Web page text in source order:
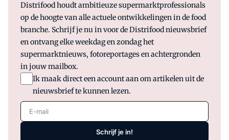
Distrifood houdt ambitieuze supermarktprofessionals
op de hoogte van alle actuele ontwikkelingen in de food
branche. Schrijf je nu in voor de Distrifood nieuwsbrief
en ontvang elke weekdag en zondag het
supermarktnieuws, fotoreportages en achtergronden
in jouw mailbox.
Ik maak direct een account aan om artikelen uit de
nieuwsbrief te kunnen lezen.
E-mail
Schrijf je in!